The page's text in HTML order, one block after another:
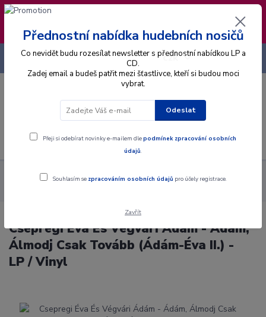
❣️ Od 4.8. do 13.8. čerpám dovolenou. Datum
expedice objednávek se posouvá na pátek
14.8.2026 🐋
Menu
CZK
+420 725 736 293
Alba Gramodesky
Csepregi Éva És Végvári Ádám - Ádám,
Csepregi Éva És Végvári Ádám - Ádám,
Álmodj Csak Tovább (Ádám-Éva II.) -
LP / Vinyl
Přednostní nabídka hudebních nosičů
Co nevidět budu rozesílat newsletter s přednostní nabídkou LP a
CD.
Zadej email a budeš patřit mezi šťastlivce, kteří si budou moci
vybrat.
Odeslat
Přeji si odebírat novinky e-mailem dlepodmínek zpracování osobních
údajů.
Souhlasím se zpracováním osobních údajů pro účely registrace.
Zavřít